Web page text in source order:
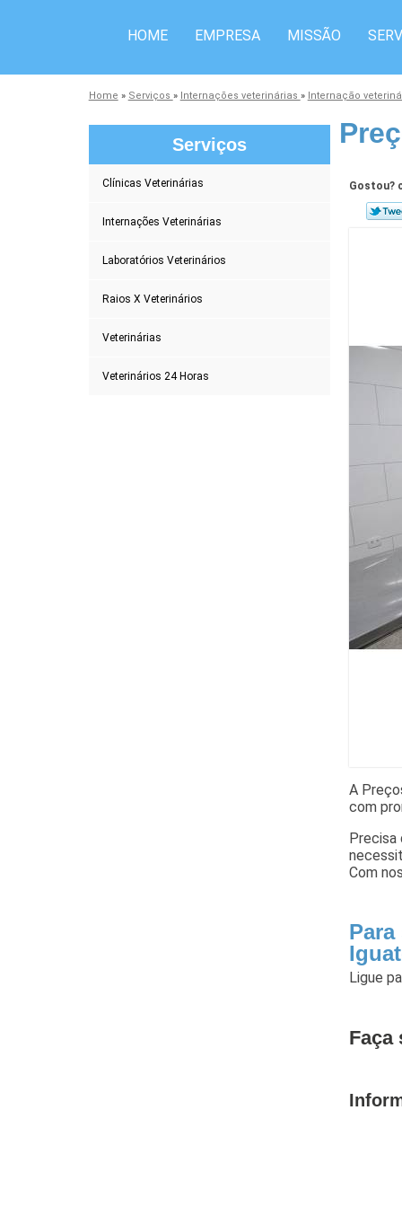
HOME EMPRESA MISSÃO
Home » Serviços » Internações veterinárias » Internação
Serviços
Clínicas Veterinárias
Internações Veterinárias
Laboratórios Veterinários
Raios X Veterinários
Veterinárias
Veterinários 24 Horas
Gostou?
A
com
Com
Ligue
Faça